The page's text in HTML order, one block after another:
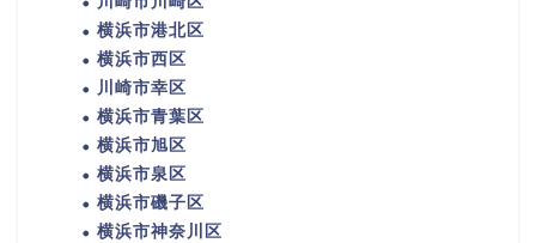
横浜市港北区
横浜市西区
川崎市幸区
横浜市青葉区
横浜市旭区
横浜市泉区
横浜市磯子区
横浜市神奈川区